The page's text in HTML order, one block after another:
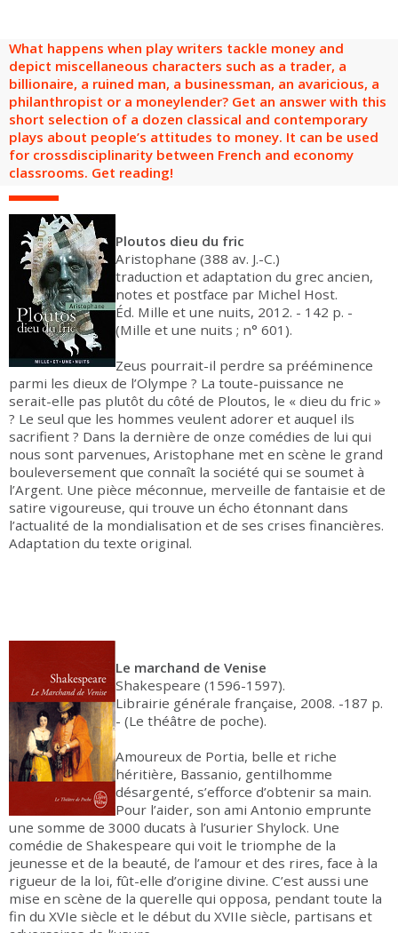
FR EN
What happens when play writers tackle money and
depict miscellaneous characters such as a trader, a
billionaire, a ruined man, a businessman, an avaricious, a
philanthropist or a moneylender? Get an answer with this
short selection of a dozen classical and contemporary
plays about people’s attitudes to money. It can be used
for crossdisciplinarity between French and economy
classrooms. Get reading!
Ploutos dieu du fric
Aristophane (388 av. J.-C.)
traduction et adaptation du grec ancien,
notes et postface par Michel Host.
Éd. Mille et une nuits, 2012. - 142 p. -
(Mille et une nuits ; n° 601).
Zeus pourrait-il perdre sa prééminence
parmi les dieux de l’Olympe ? La toute-puissance ne
serait-elle pas plutôt du côté de Ploutos, le « dieu du fric »
? Le seul que les hommes veulent adorer et auquel ils
sacrifient ? Dans la dernière de onze comédies de lui qui
nous sont parvenues, Aristophane met en scène le grand
bouleversement que connaît la société qui se soumet à
l’Argent. Une pièce méconnue, merveille de fantaisie et de
satire vigoureuse, qui trouve un écho étonnant dans
l’actualité de la mondialisation et de ses crises financières.
Adaptation du texte original.
Le marchand de Venise
Shakespeare (1596-1597).
Librairie générale française, 2008. -187 p.
- (Le théâtre de poche).
Amoureux de Portia, belle et riche
héritière, Bassanio, gentilhomme
désargenté, s’efforce d’obtenir sa main.
Pour l’aider, son ami Antonio emprunte
une somme de 3000 ducats à l’usurier Shylock. Une
comédie de Shakespeare qui voit le triomphe de la
jeunesse et de la beauté, de l’amour et des rires, face à la
rigueur de la loi, fût-elle d’origine divine. C’est aussi une
mise en scène de la querelle qui opposa, pendant toute la
fin du XVIe siècle et le début du XVIIe siècle, partisans et